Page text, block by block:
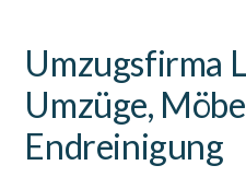
Umzugsfirma
Umzüge,
Endreinigung